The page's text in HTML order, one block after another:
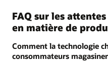
FAQ sur les
en matière de
Comment la technologie
consommateurs